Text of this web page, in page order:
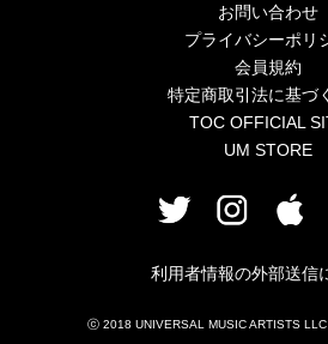
お問い合わせ
プライバシーポリ
会員規約
特定商取引法に基づ
TOC OFFICIAL
UM STORE
利用者情報の外部送信
ⓒ 2018 UNIVERSAL MUSIC ARTISTS LLC